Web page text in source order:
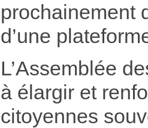
prochainement
d’une
L’Assemblée
à élargir et
citoyennes